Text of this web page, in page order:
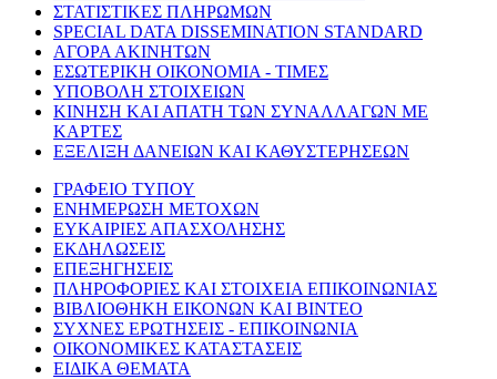
ΣΤΑΤΙΣΤΙΚΕΣ ΠΛΗΡΩΜΩΝ
SPECIAL DATA DISSEMINATION STANDARD
ΑΓΟΡΑ ΑΚΙΝΗΤΩΝ
ΕΣΩΤΕΡΙΚΗ ΟΙΚΟΝΟΜΙΑ - ΤΙΜΕΣ
ΥΠΟΒΟΛΗ ΣΤΟΙΧΕΙΩΝ
ΚΙΝΗΣΗ ΚΑΙ ΑΠΑΤΗ ΤΩΝ ΣΥΝΑΛΛΑΓΩΝ ΜΕ
ΚΑΡΤΕΣ
ΕΞΕΛΙΞΗ ΔΑΝΕΙΩΝ ΚΑΙ ΚΑΘΥΣΤΕΡΗΣΕΩΝ
ΓΡΑΦΕΙΟ ΤΥΠΟΥ
ΕΝΗΜΕΡΩΣΗ ΜΕΤΟΧΩΝ
ΕΥΚΑΙΡΙΕΣ ΑΠΑΣΧΟΛΗΣΗΣ
ΕΚΔΗΛΩΣΕΙΣ
ΕΠΕΞΗΓΗΣΕΙΣ
ΠΛΗΡΟΦΟΡΙΕΣ ΚΑΙ ΣΤΟΙΧΕΙΑ ΕΠΙΚΟΙΝΩΝΙΑΣ
ΒΙΒΛΙΟΘΗΚΗ ΕΙΚΟΝΩΝ ΚΑΙ ΒΙΝΤΕΟ
ΣΥΧΝΕΣ ΕΡΩΤΗΣΕΙΣ - ΕΠΙΚΟΙΝΩΝΙΑ
ΟΙΚΟΝΟΜΙΚΕΣ ΚΑΤΑΣΤΑΣΕΙΣ
ΕΙΔΙΚΑ ΘΕΜΑΤΑ